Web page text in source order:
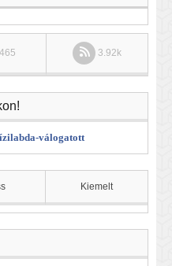
465 3.92k
válogatott
Kiemelt